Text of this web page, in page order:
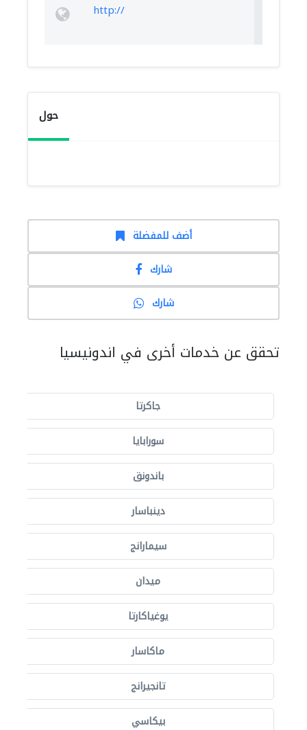
http://
حول
أضف للمفضلة
شارك
شارك
تحقق عن خدمات أخرى في اندونيسيا
جاكرتا
سورابايا
باندونق
دينباسار
سيمارانج
ميدان
يوغياكارتا
ماكاسار
تانجيرانج
بيكاسي